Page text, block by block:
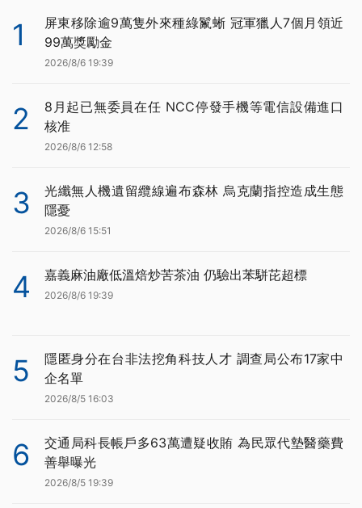
1
屏東移除逾9萬隻外來種綠鬣蜥 冠軍獵人7個月領近
99萬獎勵金
2026/8/6 19:39
2
8月起已無委員在任 NCC停發手機等電信設備進口
核准
2026/8/6 12:58
3
光纖無人機遺留纜線遍布森林 烏克蘭指控造成生態
隱憂
2026/8/6 15:51
4 嘉義麻油廠低溫焙炒苦茶油 仍驗出苯駢芘超標
2026/8/6 19:39
5
隱匿身分在台非法挖角科技人才 調查局公布17家中
企名單
2026/8/5 16:03
6
交通局科長帳戶多63萬遭疑收賄 為民眾代墊醫藥費
善舉曝光
2026/8/5 19:39